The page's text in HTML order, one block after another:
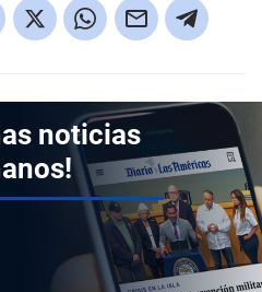
noticias